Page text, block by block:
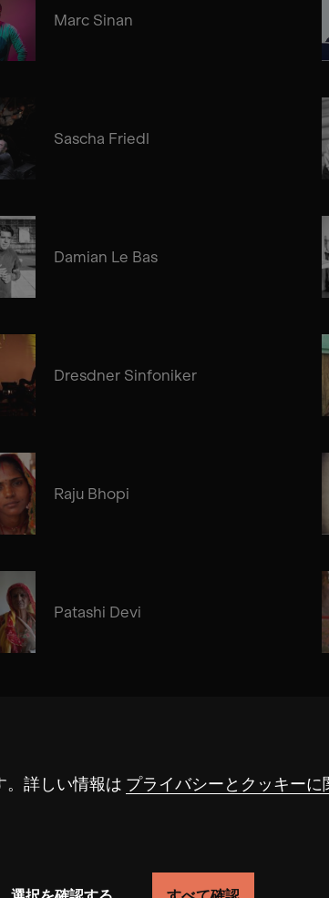
。詳しい情報は プライバシーとクッキーに
Marc Sinan
Sascha Friedl
Damian Le Bas
Dresdner Sinfoniker
Raju Bhopi
Patashi Devi